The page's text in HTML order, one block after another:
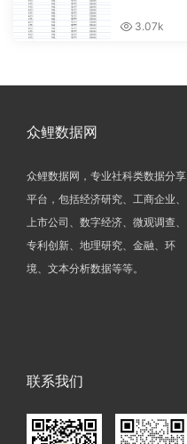
3.07k
众鲤数据网
众鲤数据网，专业社科类数据分享
平台，包括经济研究、工商企业、
上市公司、数字经济、微观调查、
专利创新、地理研究、金融、环
境、文本分析数据等等。
联系我们